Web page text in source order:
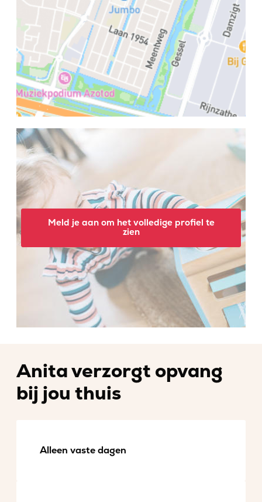
Meld je aan om het volledige profiel te
zien
Anita verzorgt opvang
bij jou thuis
Alleen vaste dagen